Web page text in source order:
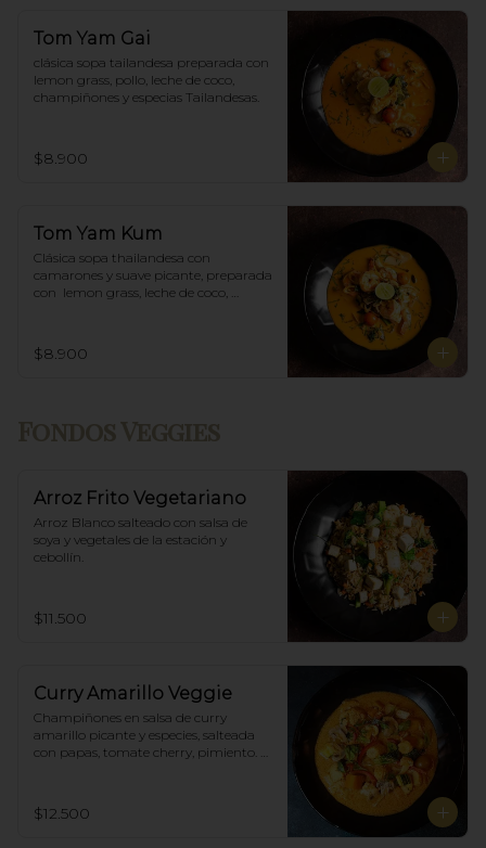
Tom Yam Gai
clásica sopa tailandesa preparada con
lemon grass, pollo, leche de coco,
champiñones y especias Tailandesas.
$8.900
Tom Yam Kum
Clásica sopa thailandesa con
camarones y suave picante, preparada
con  lemon grass, leche de coco,
$8.900
Arroz Frito Vegetariano
Arroz Blanco salteado con salsa de
soya y vegetales de la estación y
cebollín.
$11.500
Curry Amarillo Veggie
Champiñones en salsa de curry
amarillo picante y especies, salteada
con papas, tomate cherry, pimiento.
$12.500